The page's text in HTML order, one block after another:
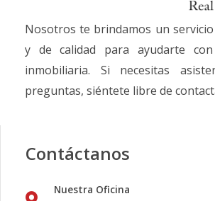
Nosotros te brindamos un
y de calidad para ayudarte
inmobiliaria. Si necesitas
preguntas, siéntete libre de
Contáctanos
Nuestra Oficina